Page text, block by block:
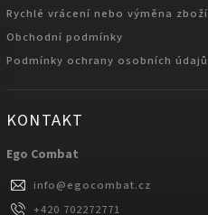
Rychlé vrácení nebo výměna zboží
Obchodní podmínky
Podmínky ochrany osobních údajů
KONTAKT
Ego Combat
info@egocombat.cz
+420 702272771